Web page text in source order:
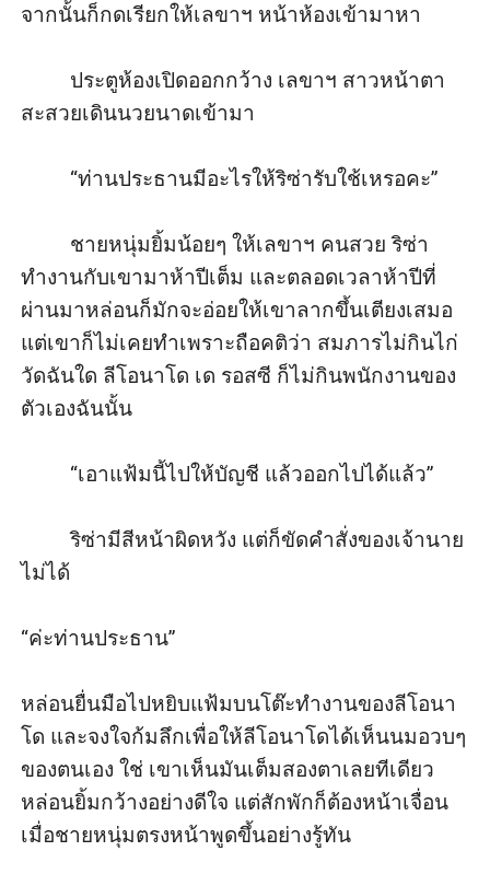
จากนั้นก็กดเรียกให้เลขาฯ หน้าห้องเข้ามาหา
ประตูห้องเปิดออกกว้าง เลขาฯ สาวหน้าตา
สะสวยเดินนวยนาดเข้ามา
“ท่านประธานมีอะไรให้ริซ่ารับใช้เหรอคะ”
ชายหนุ่มยิ้มน้อยๆ ให้เลขาฯ คนสวย ริซ่า
ทำงานกับเขามาห้าปีเต็ม และตลอดเวลาห้าปีที่
ผ่านมาหล่อนก็มักจะอ่อยให้เขาลากขึ้นเตียงเสมอ
แต่เขาก็ไม่เคยทำเพราะถือคติว่า สมภารไม่กินไก่
วัดฉันใด ลีโอนาโด เด รอสซี ก็ไม่กินพนักงานของ
ตัวเองฉันนั้น
“เอาแฟ้มนี้ไปให้บัญชี แล้วออกไปได้แล้ว”
ริซ่ามีสีหน้าผิดหวัง แต่ก็ขัดคำสั่งของเจ้านาย
ไม่ได้
“ค่ะท่านประธาน”
หล่อนยื่นมือไปหยิบแฟ้มบนโต๊ะทำงานของลีโอนา
โด และจงใจก้มลึกเพื่อให้ลีโอนาโดได้เห็นนมอวบๆ
ของตนเอง ใช่ เขาเห็นมันเต็มสองตาเลยทีเดียว
หล่อนยิ้มกว้างอย่างดีใจ แต่สักพักก็ต้องหน้าเจื่อน
เมื่อชายหนุ่มตรงหน้าพูดขึ้นอย่างรู้ทัน